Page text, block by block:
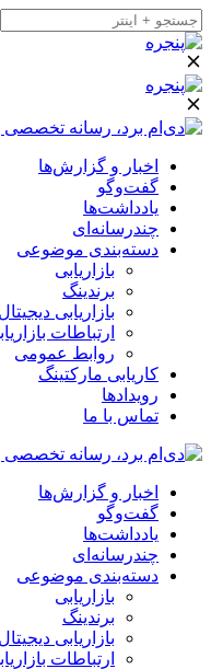
اخبار و گزارش‌ها
گفت‌وگو
یادداشت‌ها
چندرسانه‌ای
دسته‌بندی موضوعی
بازاریابی
برندینگ
بازاریابی
ارتباطات
روابط عمومی
کاریابی مارکتینگ
رویدادها
تماس با ما
اخبار و گزارش‌ها
گفت‌وگو
یادداشت‌ها
چندرسانه‌ای
دسته‌بندی موضوعی
بازاریابی
برندینگ
بازاریابی
ارتباطات